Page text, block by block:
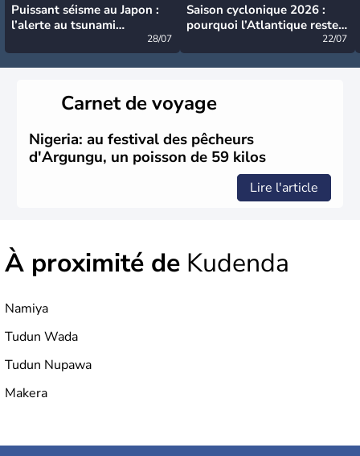
Puissant séisme au Japon :
l’alerte au tsunami
28/07
Saison cyclonique 2026 :
pourquoi l’Atlantique reste
22/07
Carnet de voyage
Nigeria: au festival des pêcheurs
d'Argungu, un poisson de 59 kilos
Lire l'article
À proximité de Kudenda
Namiya
Tudun Wada
Tudun Nupawa
Makera